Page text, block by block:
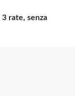
3 rate, senza